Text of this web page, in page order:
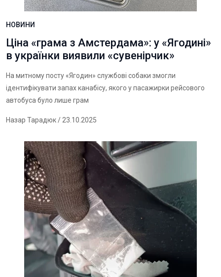
НОВИНИ
Ціна «грама з Амстердама»: у «Ягодині»
в українки виявили «сувенірчик»
На митному посту «Ягодин» службові собаки змогли
ідентифікувати запах канабісу, якого у пасажирки рейсового
автобуса було лише грам
Назар Тарадюк/ 23.10.2025